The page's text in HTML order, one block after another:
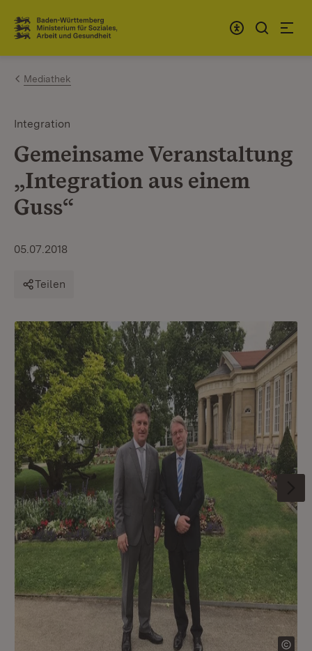
Zum Inhalt springen
Link zur Startseite
Mediathek
Integration
Gemeinsame Veranstaltung
„Integration aus einem
Guss“
05.07.2018
Teilen